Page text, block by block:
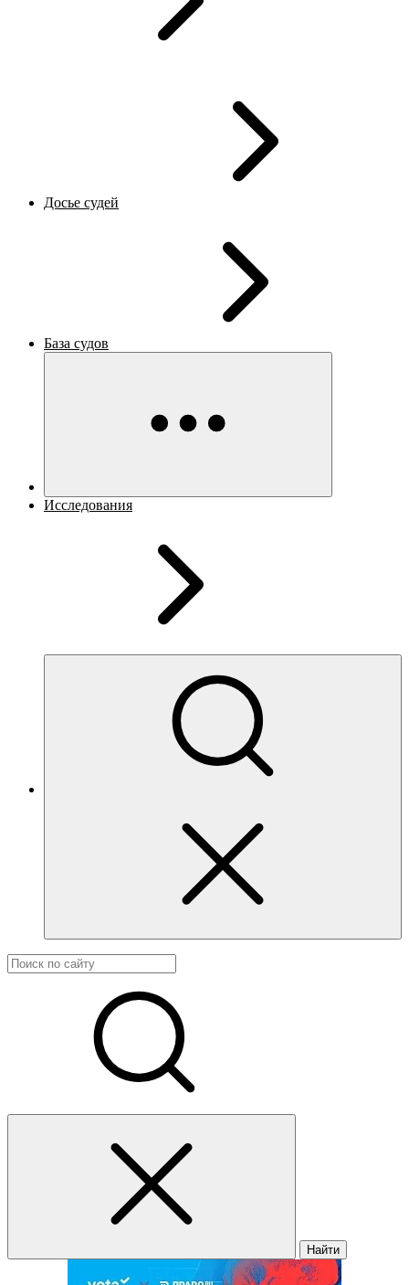
Досье судей
База судов
Исследования
Найти